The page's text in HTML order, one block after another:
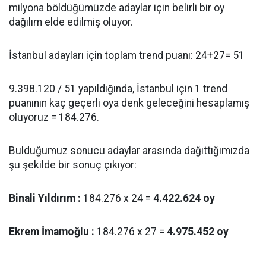
milyona böldüğümüzde adaylar için belirli bir oy
dağılım elde edilmiş oluyor.
İstanbul adayları için toplam trend puanı: 24+27= 51
9.398.120 / 51 yapıldığında, İstanbul için 1 trend
puanının kaç geçerli oya denk geleceğini hesaplamış
oluyoruz = 184.276.
Bulduğumuz sonucu adaylar arasında dağıttığımızda
şu şekilde bir sonuç çıkıyor:
Binali Yıldırım : 184.276 x 24 = 4.422.624 oy
Ekrem İmamoğlu : 184.276 x 27 = 4.975.452 oy